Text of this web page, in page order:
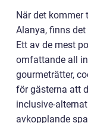
När det kommer
Alanya, finns
Ett av de mest
omfattande all
gourmeträtter,
för gästerna att
inclusive-
avkopplande